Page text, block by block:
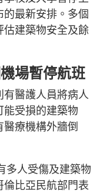
最新安排。多個
建築物安全及餘
場暫停航班
醫護人員將病人
能受損的建築物
療機構外牆倒
多人受傷及建築物
比亞民航部門表